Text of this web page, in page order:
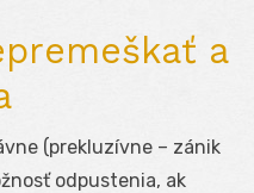
a
(prekluzívne – zánik
odpustenia, ak